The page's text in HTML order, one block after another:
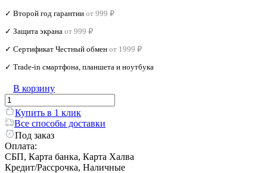
✓ Второй год гарантии от 999 ₽
✓ Защита экрана от 999 ₽
✓ Сертификат Честный обмен от 1999 ₽
✓ Trade‑in смартфона, планшета и ноутбука
В корзину
Купить в 1 клик
Все способы доставки
Под заказ
Оплата:
СБП, Карта банка, Карта Халва
Кредит/Рассрочка, Наличные